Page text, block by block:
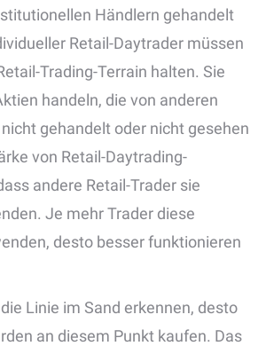
Händlern gehandelt
Retail-Daytrader müssen
Trading-Terrain halten. Sie
handeln, die von anderen
gehandelt oder nicht gesehen
von Retail-Daytrading-
andere Retail-Trader sie
Je mehr Trader diese
desto besser funktionieren
Linie im Sand erkennen, desto
an diesem Punkt kaufen. Das